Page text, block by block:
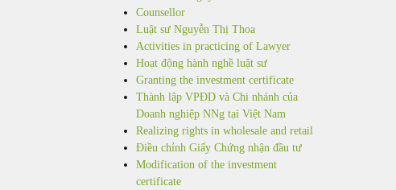
Counsellor
Luật sư Nguyễn Thị Thoa
Activities in practicing of Lawyer
Hoạt động hành nghề luật sư
Granting the investment certificate
Thành lập VPĐD và Chi nhánh của
Doanh nghiệp NNg tại Việt Nam
Realizing rights in wholesale and retail
Điều chỉnh Giấy Chứng nhận đầu tư
Modification of the investment
certificate